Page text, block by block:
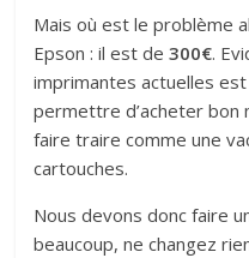
Mais où est le problème
Epson : il est de300€.
imprimantes actuelles
permettre d’acheter bon
faire traire comme une
cartouches.
Nous devons donc faire
beaucoup, ne changez